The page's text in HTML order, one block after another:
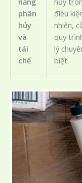
phân
hủy
và
tái
chế
điều
nhiên,
quy
lý
biệt.